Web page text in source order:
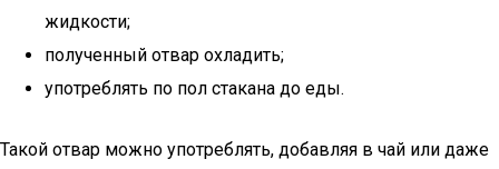
жидкости;
полученный отвар охладить;
употреблять по пол стакана до еды.
Такой отвар можно употреблять, добавляя в чай или даже